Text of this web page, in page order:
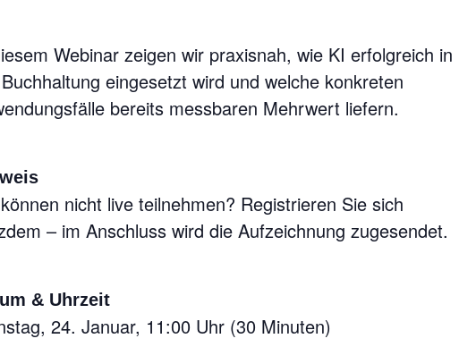
Webinar zeigen wir praxisnah, wie KI erfolgreich in
eingesetzt wird und welche konkreten
bereits messbaren Mehrwert liefern.
nicht live teilnehmen? Registrieren Sie sich
– im Anschluss wird die Aufzeichnung zugesendet.
& Uhrzeit
24. Januar, 11:00 Uhr (30 Minuten)